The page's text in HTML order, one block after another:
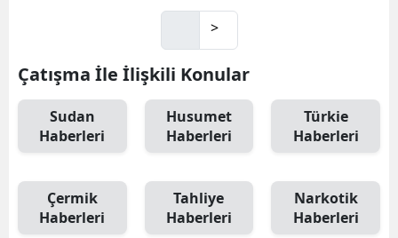
>
Çatışma İle İlişkili Konular
Sudan
Haberleri
Husumet
Haberleri
Türkie
Haberleri
Çermik
Haberleri
Tahliye
Haberleri
Narkotik
Haberleri